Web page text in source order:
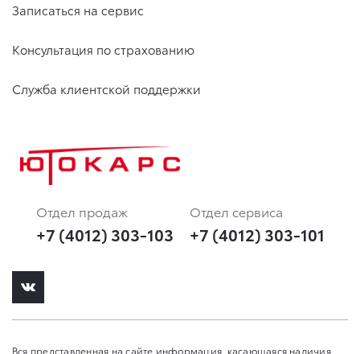
Записаться на сервис
Консультация по страхованию
Служба клиентской поддержки
Отдел продаж
+7 (4012) 303-103
Отдел сервиса
+7 (4012) 303-101
Вся представленная на сайте информация, касающаяся наличия,